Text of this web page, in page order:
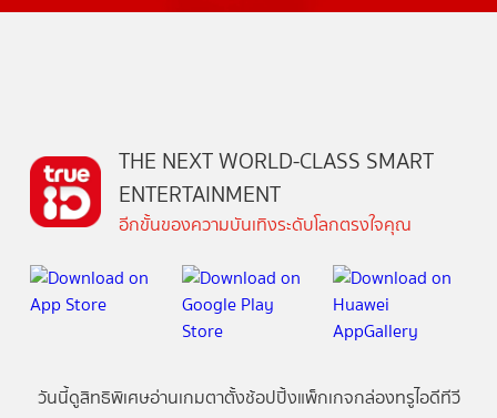
THE NEXT WORLD-CLASS SMART
ENTERTAINMENT
อีกขั้นของความบันเทิงระดับโลกตรงใจคุณ
วันนี้ดูสิทธิพิเศษอ่านเกมตาตั้งช้อปปิ้งแพ็กเกจกล่องทรูไอดีทีวี